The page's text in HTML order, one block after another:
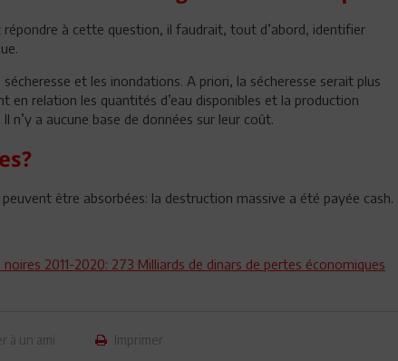
répondre à cette question, il faudrait, tout d’abord, identifier
et les inondations. A priori, la sécheresse serait plus
relation les quantités d’eau disponibles et la production
a aucune base de données sur leur coût.
être absorbées: la destruction massive a été payée cash.
2011-2020: 273 Milliards de dinars de pertes économiques
à un ami Imprimer